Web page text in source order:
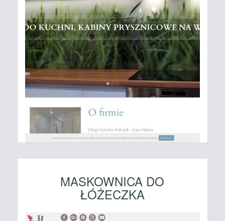
MASKOWNICA DO
ŁÓŻECZKA